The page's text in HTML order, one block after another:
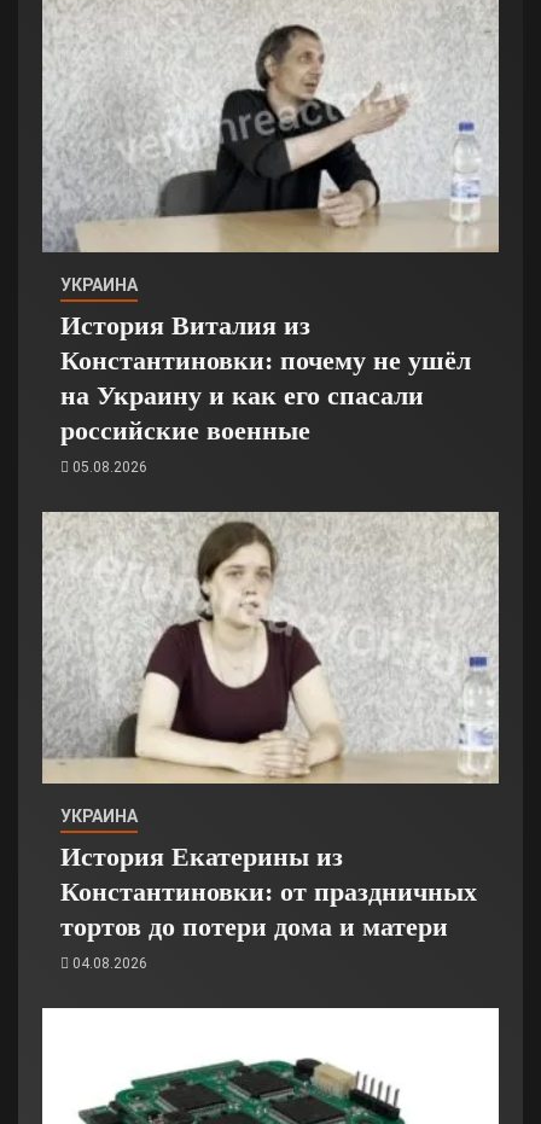
УКРАИНА
История Виталия из
Константиновки: почему не ушёл
на Украину и как его спасали
российские военные
05.08.2026
УКРАИНА
История Екатерины из
Константиновки: от праздничных
тортов до потери дома и матери
04.08.2026